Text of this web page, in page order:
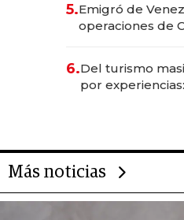
transformadoras
5.Emigró de
operaciones de
6.Del turismo
por
Más noticias